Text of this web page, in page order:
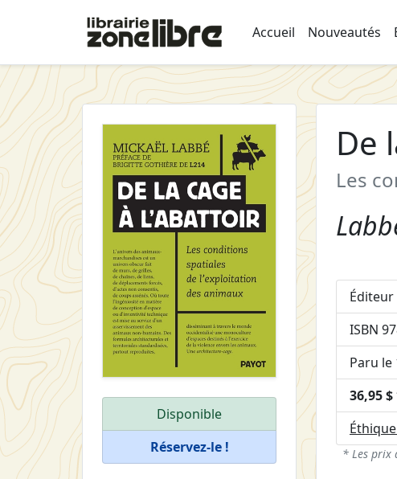
Accueil Nouveautés
Disponible
Réservez-le !
De
Les
Éditeur
ISBN
Paru le
36,95 $
* Les prix